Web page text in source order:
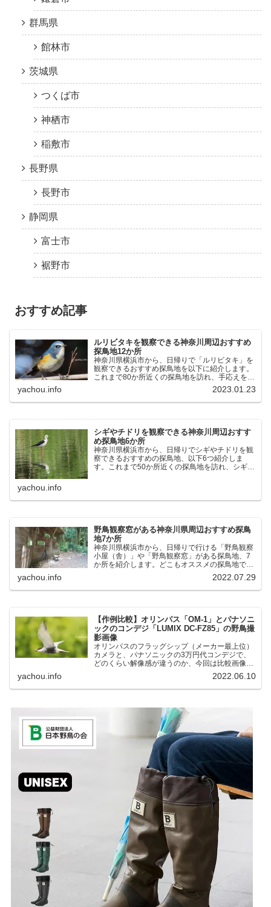
群馬県
館林市
茨城県
つくば市
神栖市
稲敷市
長野県
長野市
静岡県
富士市
裾野市
おすすめ記事
ルリビタキを観察できる神奈川周辺おすすめ
探鳥地12か所
神奈川県横浜市から、日帰りで「ルリビタキ」を
観察できるおすすめ探鳥地を以下に紹介します。
これまで80か所近くの探鳥地を訪れ、手応えを感
じた場所です。以下、★ が多いほど観察しやす
く、出現頻度が高いと感じた場所です。 北本自然
観察公園：埼玉県...
yachou.info 2023.01.23
シギやチドリを観察できる神奈川周辺おすす
め探鳥地6か所
神奈川県横浜市から、日帰りでシギやチドリを観
察できるおすすめの探鳥地、以下6つ紹介しま
す。これまで50か所近くの探鳥地を訪れ、シギや
yachou.info
野鳥観察窓がある神奈川県周辺おすすめ探鳥
地7か所
神奈川県横浜市から、日帰りで行ける「野鳥観察
小屋（舎）」や「野鳥観察窓」がある探鳥地、7
か所を紹介します。どこもオススメの探鳥地で
す。実際に訪れてみると、野山にいる野鳥、海や
湖にいる野鳥それぞれ違う観察になりました。街
中にあり、電車で行ける...
yachou.info 2022.07.29
【作例比較】オリンパス「OM-1」とパナソニ
ックのコンデジ「LUMIX DC-FZ85」の野鳥撮
影画像
オリンパスのフラッグシップ（メーカー最上位）
カメラと、パナソニックの3万円代コンデジで、
どのくらい解像感が違うのか、今回は比較画像を
紹介します。私はコンデジを愛用しているのです
が、相棒がオリンパス「OM-1」を使い始めたと
ころ、同じ被写体で...
yachou.info 2022.06.10